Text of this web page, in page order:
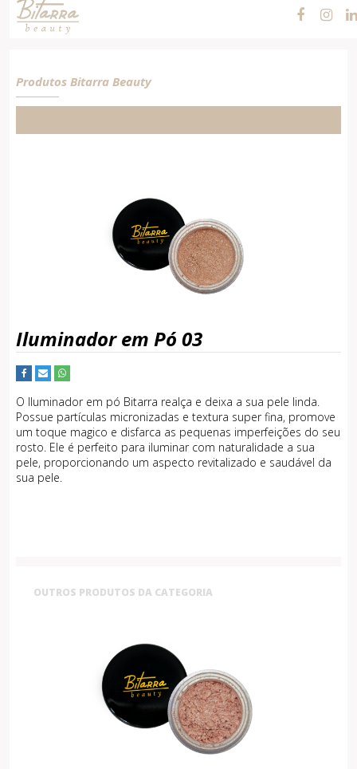
Pó 03
Produtos Bitarra Beauty
Iluminador em Pó 03
O Iluminador em pó Bitarra realça e deixa a sua pele linda.
Possue partículas micronizadas e textura super fina, promove
um toque magico e disfarca as pequenas imperfeições do seu
rosto. Ele é perfeito para iluminar com naturalidade a sua
pele, proporcionando um aspecto revitalizado e saudável da
sua pele.
OUTROS PRODUTOS DA CATEGORIA